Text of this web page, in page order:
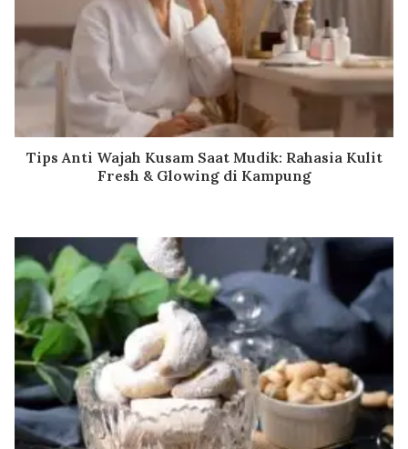
Tips Anti Wajah Kusam Saat Mudik: Rahasia Kulit
Fresh & Glowing di Kampung